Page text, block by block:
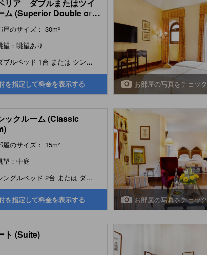
リア ダブルまたはツイ
ム (Superior Double or...
屋のサイズ： 30m²
望：眺望あり
ダブルベッド 1台 または シングルベッド 2台
を指定して料金を表示する お部屋の写真をチェック
ックルーム (Classic
屋のサイズ： 15m²
望：中庭
シングルベッド 2台 または ダブルベッド 1台
を指定して料金を表示する お部屋の写真をチェック
ト (Suite)